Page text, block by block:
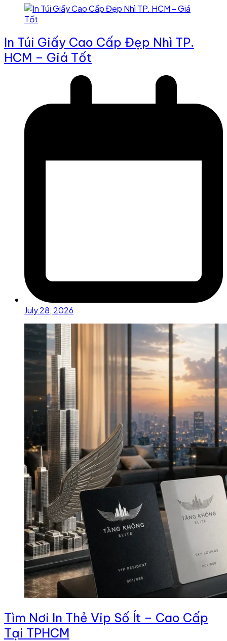
In Túi Giấy Cao Cấp Đẹp Nhì TP.
HCM – Giá Tốt
July 28, 2026
Tìm Nơi In Thẻ Vip Số Ít – Cao Cấp
Tại TPHCM